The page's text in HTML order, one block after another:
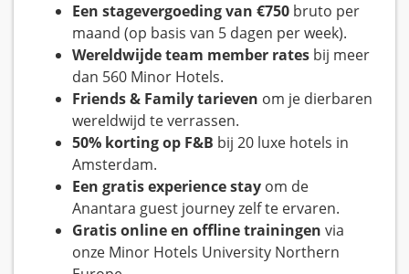
Een stagevergoeding van €750 bruto per
maand (op basis van 5 dagen per week).
Wereldwijde team member rates bij meer
dan 560 Minor Hotels.
Friends & Family tarieven om je dierbaren
wereldwijd te verrassen.
50% korting op F&B bij 20 luxe hotels in
Amsterdam.
Een gratis experience stay om de
Anantara guest journey zelf te ervaren.
Gratis online en offline trainingen via
onze Minor Hotels University Northern